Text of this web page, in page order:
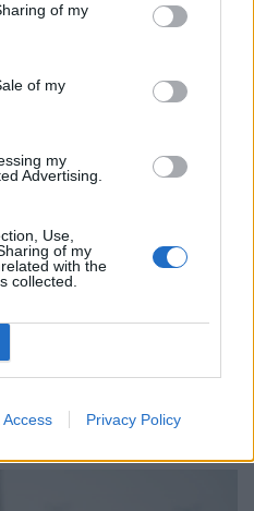
of my
of my
my
Advertising.
Use,
of my
with the
collected.
Access Privacy Policy
a Balatonnál:
is kaphatnak a
végzett a turisztikailag
ebből 316 esetben